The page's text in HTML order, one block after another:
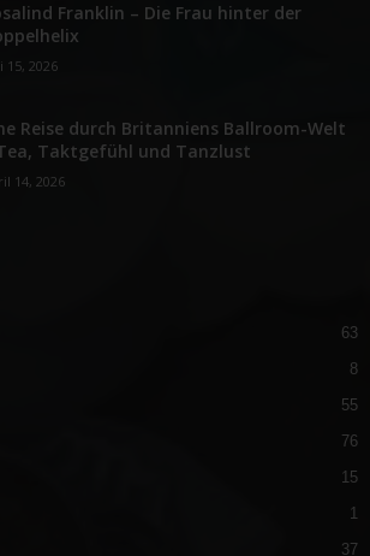
Franklin – Die Frau hinter der
15, 2026
Reise durch Britanniens Ballroom-Welt
Taktgefühl und Tanzlust
14, 2026
63
8
55
76
15
1
37